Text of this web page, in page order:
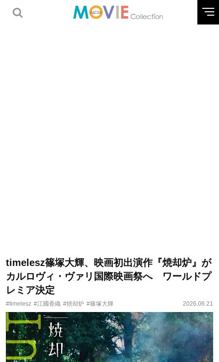
timelesz篠塚大輝、映画初出演作『焼却炉』が
カルロヴィ・ヴァリ国際映画祭へ ワールドプ
レミア決定
#timelesz #江國香織 #焼却炉 #篠塚大輝 2026.06.21